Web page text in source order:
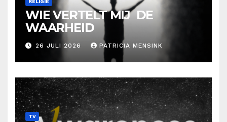
RELIGIE
WIE VERTELT MIJ DE
WAARHEID
26 JULI 2026 PATRICIA MENSINK
TV